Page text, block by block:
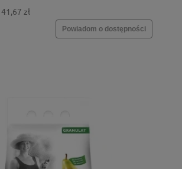
41,67 zł
Powiadom o dostępności